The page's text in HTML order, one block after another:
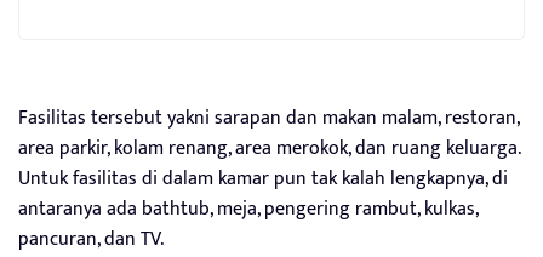
Fasilitas tersebut yakni sarapan dan makan malam, restoran,
area parkir, kolam renang, area merokok, dan ruang keluarga.
Untuk fasilitas di dalam kamar pun tak kalah lengkapnya, di
antaranya ada bathtub, meja, pengering rambut, kulkas,
pancuran, dan TV.